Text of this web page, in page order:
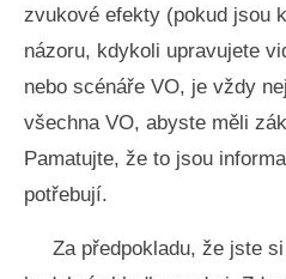
zvukové efekty (pokud jsou
názoru, kdykoli upravujete
nebo scénáře VO, je vždy
všechna VO, abyste měli
Pamatujte, že to jsou
potřebují.
Za předpokladu, že jste